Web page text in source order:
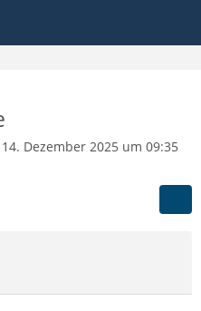
14. Dezember 2025 um 09:35